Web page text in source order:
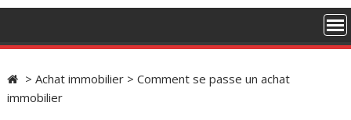
>Achat immobilier >Comment se passe un achat
immobilier